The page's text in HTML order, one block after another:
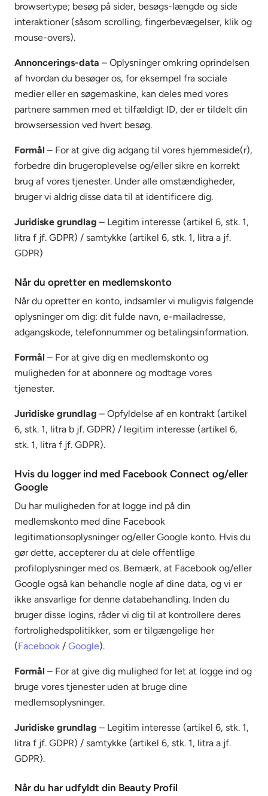
browsertype; besøg på sider, besøgs-længde og side
interaktioner (såsom scrolling, fingerbevægelser, klik og
mouse-overs).
Annoncerings-data – Oplysninger omkring oprindelsen
af hvordan du besøger os, for eksempel fra sociale
medier eller en søgemaskine, kan deles med vores
partnere sammen med et tilfældigt ID, der er tildelt din
browsersession ved hvert besøg.
Formål – For at give dig adgang til vores hjemmeside(r),
forbedre din brugeroplevelse og/eller sikre en korrekt
brug af vores tjenester. Under alle omstændigheder,
bruger vi aldrig disse data til at identificere dig.
Juridiske grundlag – Legitim interesse (artikel 6, stk. 1,
litra f jf. GDPR) / samtykke (artikel 6, stk. 1, litra a jf.
GDPR)
Når du opretter en medlemskonto
Når du opretter en konto, indsamler vi muligvis følgende
oplysninger om dig: dit fulde navn, e-mailadresse,
adgangskode, telefonnummer og betalingsinformation.
Formål – For at give dig en medlemskonto og
muligheden for at abonnere og modtage vores
tjenester.
Juridiske grundlag – Opfyldelse af en kontrakt (artikel
6, stk. 1, litra b jf. GDPR) / legitim interesse (artikel 6,
stk. 1, litra f jf. GDPR).
Hvis du logger ind med Facebook Connect og/eller
Google
Du har muligheden for at logge ind på din
medlemskonto med dine Facebook
legitimationsoplysninger og/eller Google konto. Hvis du
gør dette, accepterer du at dele offentlige
profiloplysninger med os. Bemærk, at Facebook og/eller
Google også kan behandle nogle af dine data, og vi er
ikke ansvarlige for denne databehandling. Inden du
bruger disse logins, råder vi dig til at kontrollere deres
fortrolighedspolitikker, som er tilgængelige her
(Facebook / Google).
Formål – For at give dig mulighed for let at logge ind og
bruge vores tjenester uden at bruge dine
medlemsoplysninger.
Juridiske grundlag – Legitim interesse (artikel 6, stk. 1,
litra f jf. GDPR) / samtykke (artikel 6, stk. 1, litra a jf.
GDPR).
Når du har udfyldt din Beauty Profil